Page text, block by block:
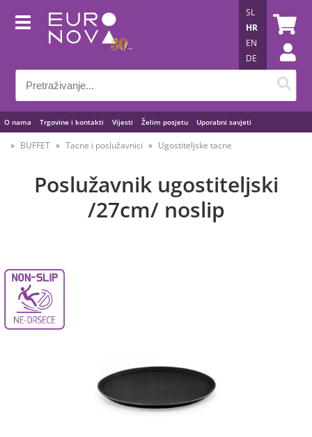
O nama Trgovine i kontakti Vijesti Želim posjetu Uporabni savjeti
SL
HR
EN
DE
BUFFET Tacne i poslužavnici Ugostiteljske tacne
Poslužavnik ugostiteljski
/27cm/ noslip